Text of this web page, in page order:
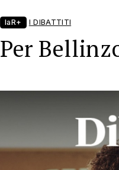
laR+ I DIBATTITI
Per